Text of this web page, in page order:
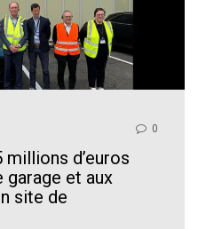
0
d’euros
garage et aux
site de